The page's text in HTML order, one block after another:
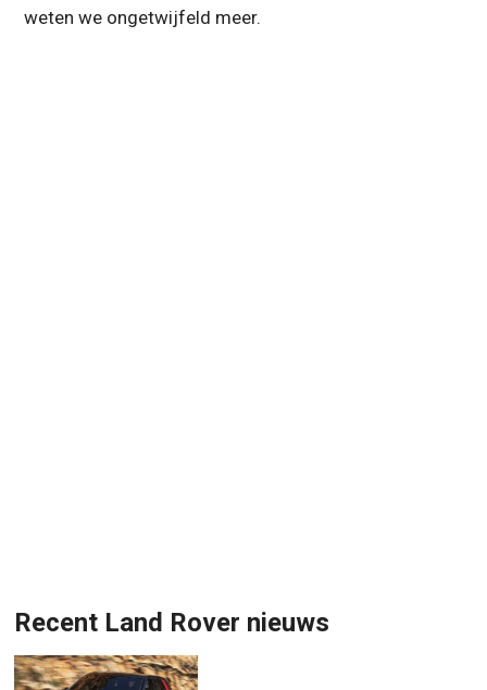
weten we ongetwijfeld meer.
Recent Land Rover nieuws